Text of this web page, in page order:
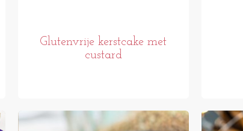
Glutenvrije kerstcake met
custard